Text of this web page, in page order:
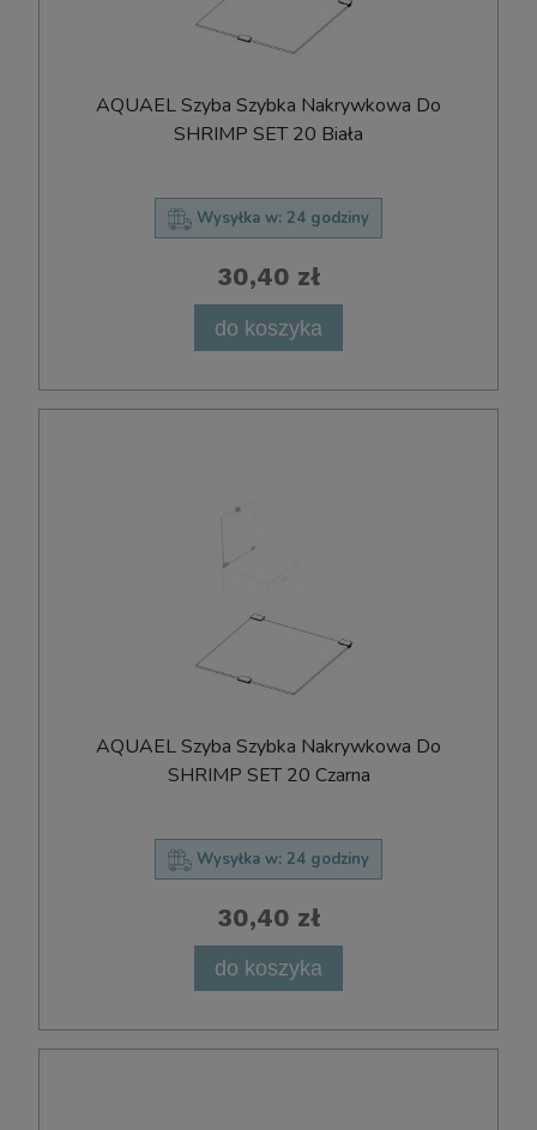
AQUAEL Szyba Szybka Nakrywkowa Do
SHRIMP SET 20 Biała
Wysyłka w: 24 godziny
30,40 zł
do koszyka
AQUAEL Szyba Szybka Nakrywkowa Do
SHRIMP SET 20 Czarna
Wysyłka w: 24 godziny
30,40 zł
do koszyka